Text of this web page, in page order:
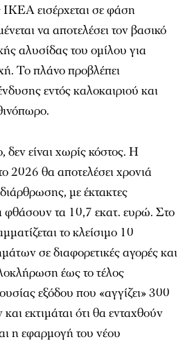
IKEA εισέρχεται σε φάση
να αποτελέσει τον βασικό
αλυσίδας του ομίλου για
Το πλάνο προβλέπει
εντός καλοκαιριού και
είναι χωρίς κόστος. Η
2026 θα αποτελέσει χρονιά
με έκτακτες
φθάσουν τα 10,7 εκατ. ευρώ. Στο
το κλείσιμο 10
σε διαφορετικές αγορές και
έως το τέλος
εξόδου που «αγγίζει» 300
εκτιμάται ότι θα ενταχθούν
η εφαρμογή του νέου